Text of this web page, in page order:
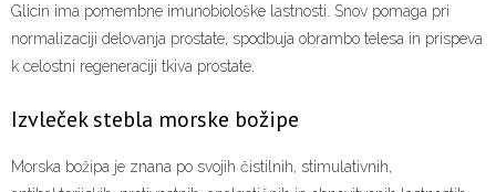
Glicin ima pomembne imunobiološke lastnosti. Snov pomaga pri
normalizaciji delovanja prostate, spodbuja obrambo telesa in prispeva
k celostni regeneraciji tkiva prostate.
Izvleček stebla morske božipe
Morska božipa je znana po svojih čistilnih, stimulativnih,